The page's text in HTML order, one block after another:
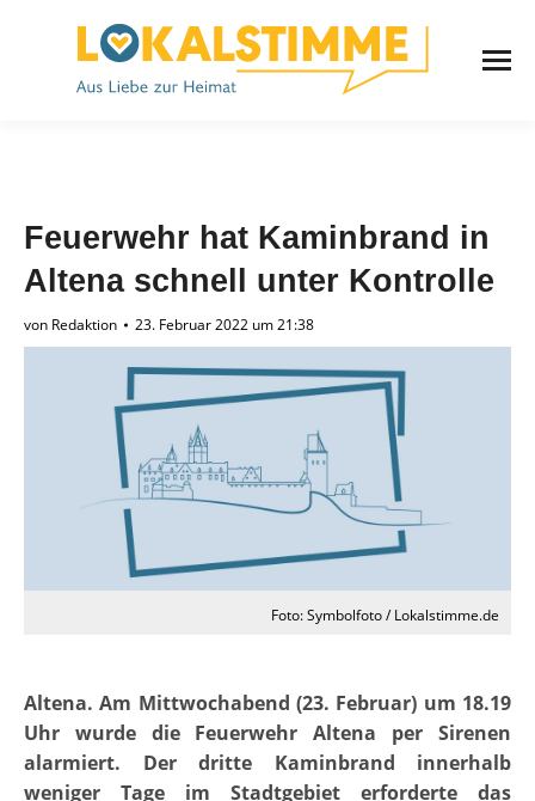
Feuerwehr hat Kaminbrand in
Altena schnell unter Kontrolle
von Redaktion 23. Februar 2022 um 21:38
Foto: Symbolfoto / Lokalstimme.de
Altena. Am Mittwochabend (23. Februar) um 18.19
Uhr wurde die Feuerwehr Altena per Sirenen
alarmiert. Der dritte Kaminbrand innerhalb
weniger Tage im Stadtgebiet erforderte das